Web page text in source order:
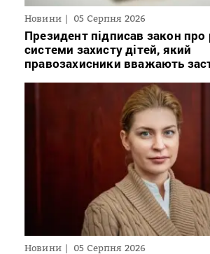
Новини 05 Серпня 2026
Президент підписав закон
системи захисту дітей, який
правозахисники вважають
Новини 05 Серпня 2026